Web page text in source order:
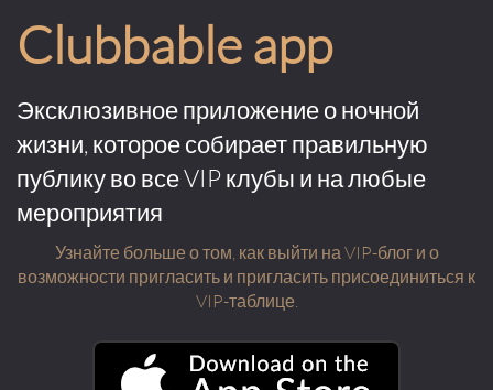
Clubbable app
Эксклюзивное приложение о ночной
жизни, которое собирает правильную
публику во все VIP клубы и на любые
мероприятия
Узнайте больше о том, как выйти на VIP-блог и о
возможности пригласить и пригласить присоединиться к
VIP-таблице.